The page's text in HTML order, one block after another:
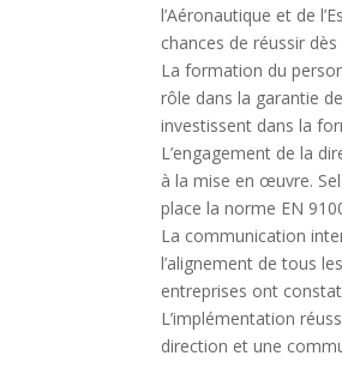
l’Aéronautique et de
chances de réussir
La formation du
rôle dans la garantie
investissent dans la
L’engagement de la
à la mise en œuvre.
place la norme EN
La communication
l’alignement de tous
entreprises ont
L’implémentation
direction et une